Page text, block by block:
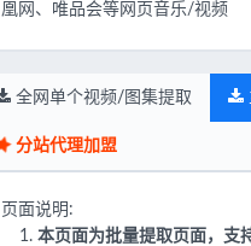
凰网、唯品会等网页音乐/视频
全网单个视频/图集提取
分站代理加盟
页面说明:
本页面为批量提取页面，支